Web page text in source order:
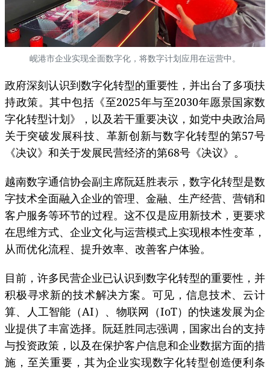
岘港市企业实现全面数字化，将数字计划应用在运营中。
政府深刻认识到数字化转型的重要性，并出台了多项扶
持政策。其中包括《至2025年与至2030年愿景国家数
字化转型计划》，以及若干重要决议，如党中央政治局
关于突破发展科技、革新创新与数字化转型的第57号
《决议》和关于发展民营经济的第68号《决议》。
越南数字通信协会副主席阮廷胜表示，数字化转型是数
字技术全面融入企业的管理、金融、生产经营、营销和
客户服务等环节的过程。这不仅是应用新技术，更要求
在思维方式、企业文化与运营模式上实现根本性变革，
从而优化流程、提升效率、改善客户体验。
目前，许多民营企业已认识到数字化转型的重要性，并
积极寻求新的技术解决方案。可见，信息技术、云计
算、人工智能（AI）、物联网（IoT）的快速发展为企
业提供了丰富选择。阮廷胜同志强调，国家出台的支持
与投资政策，以及在保护客户信息和企业数据方面的措
施，至关重要，其为企业实现数字化转型创造便利条